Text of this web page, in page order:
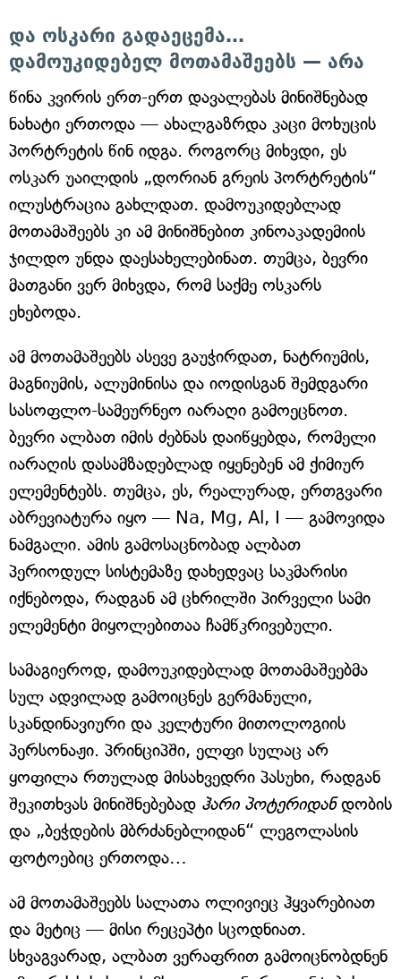
და ოსკარი გადაეცემა…
დამოუკიდებელ მოთამაშეებს — არა
წინა კვირის ერთ-ერთ დავალებას მინიშნებად
ნახატი ერთოდა — ახალგაზრდა კაცი მოხუცის
პორტრეტის წინ იდგა. როგორც მიხვდი, ეს
ოსკარ უაილდის „დორიან გრეის პორტრეტის“
ილუსტრაცია გახლდათ. დამოუკიდებლად
მოთამაშეებს კი ამ მინიშნებით კინოაკადემიის
ჯილდო უნდა დაესახელებინათ. თუმცა, ბევრი
მათგანი ვერ მიხვდა, რომ საქმე ოსკარს
ეხებოდა.
ამ მოთამაშეებს ასევე გაუჭირდათ, ნატრიუმის,
მაგნიუმის, ალუმინისა და იოდისგან შემდგარი
სასოფლო-სამეურნეო იარაღი გამოეცნოთ.
ბევრი ალბათ იმის ძებნას დაიწყებდა, რომელი
იარაღის დასამზადებლად იყენებენ ამ ქიმიურ
ელემენტებს. თუმცა, ეს, რეალურად, ერთგვარი
აბრევიატურა იყო — Na, Mg, Al, I — გამოვიდა
ნამგალი. ამის გამოსაცნობად ალბათ
პერიოდულ სისტემაზე დახედვაც საკმარისი
იქნებოდა, რადგან ამ ცხრილში პირველი სამი
ელემენტი მიყოლებითაა ჩამწკრივებული.
სამაგიეროდ, დამოუკიდებლად მოთამაშეებმა
სულ ადვილად გამოიცნეს გერმანული,
სკანდინავიური და კელტური მითოლოგიის
პერსონაჟი. პრინციპში, ელფი სულაც არ
ყოფილა რთულად მისახვედრი პასუხი, რადგან
შეკითხვას მინიშნებებად ჰარი პოტერიდანდობის
და „ბეჭდების მბრძანებლიდან“ ლეგოლასის
ფოტოებიც ერთოდა…
ამ მოთამაშეებს სალათა ოლივიეც ჰყვარებიათ
და მეტიც — მისი რეცეპტი სცოდნიათ.
სხვაგვარად, ალბათ ვერაფრით გამოიცნობდნენ